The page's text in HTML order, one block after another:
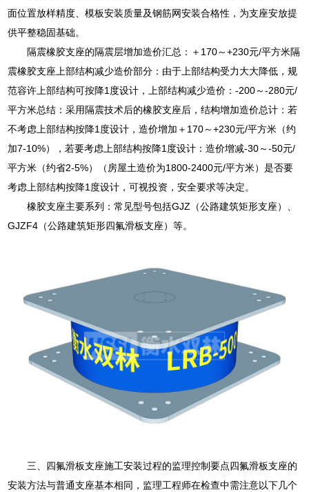
面位置放样精度、模板安装质量及钢筋网安装合格性，为支座安放提
供平整稳固基础。
隔震橡胶支座的隔震层增加造价汇总：＋170～+230元/平方米隔
震橡胶支座上部结构减少造价部分：由于上部结构受力大大降低，规
范容许上部结构可按降1度设计，上部结构减少造价：-200～-280元/
平方米总结：采用隔震技术后的橡胶支座后，结构增加造价总计：若
不考虑上部结构按降1度设计，造价增加＋170～+230元/平方米（约
加7-10%），若要考虑上部结构按降1度设计：造价增减-30～-50元/
平方米（约省2-5%）（房屋土造价为1800-2400元/平方米）是否要
考虑上部结构按降1度设计，可视投资，安全要求等决定。
橡胶支座主要系列：常见型号包括GJZ（公路建筑矩形支座）、
GJZF4（公路建筑矩形四氟滑板支座）等。
三、四氟滑板支座施工安装过程的监理控制要点四氟滑板支座的
安装方法与普通支座基本相同，监理工程师在检查中需注意以下几个